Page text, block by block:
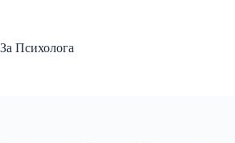
За Психолога